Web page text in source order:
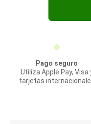
Pago seguro
Utiliza Apple Pay, Visa
tarjetas